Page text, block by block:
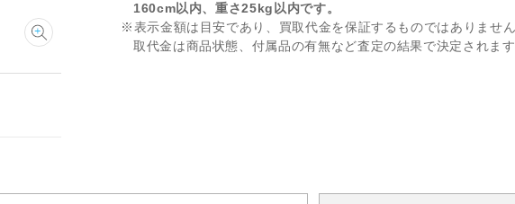
160cm以内、重さ25kg以内です。
※表示金額は目安であり、買取代金を保証するものではありませ
取代金は商品状態、付属品の有無など査定の結果で決定されま